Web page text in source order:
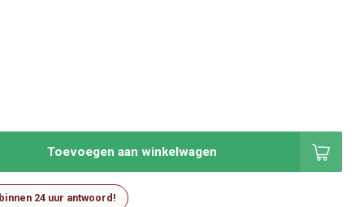
Toevoegen aan winkelwagen
24 uur antwoord!